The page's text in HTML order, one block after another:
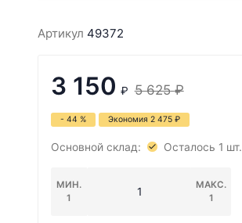
Артикул 49372
3 150 ₽ 5 625 ₽
- 44 % Экономия 2 475 ₽
Основной склад: Осталось 1 шт.
МИН.
1
МАКС.
1